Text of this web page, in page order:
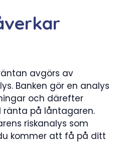
avgörs av
Banken gör en analys
och därefter
ränta på låntagaren.
riskanalys som
kommer att få på ditt